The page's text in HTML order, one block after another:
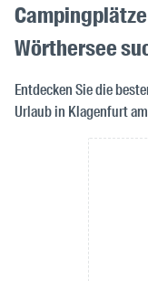
Wörthersee
Entdecken Sie die
Urlaub in Klagenfurt